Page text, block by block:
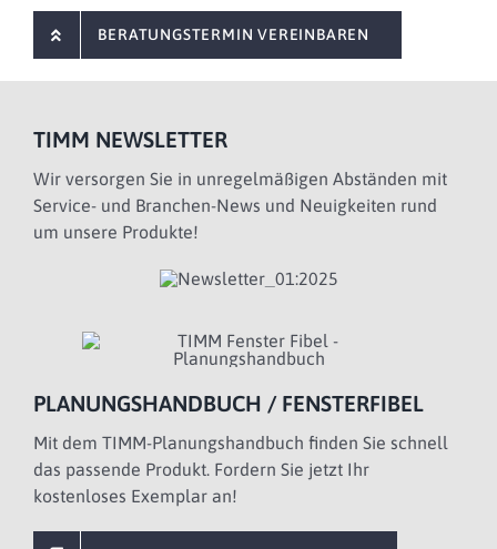
BERATUNGSTERMIN VEREINBAREN
TIMM NEWSLETTER
Wir versorgen Sie in unregelmäßigen Abständen mit
Service- und Branchen-News und Neuigkeiten rund
um unsere Produkte!
PLANUNGSHANDBUCH / FENSTERFIBEL
Mit dem TIMM-Planungshandbuch finden Sie schnell
das passende Produkt. Fordern Sie jetzt Ihr
kostenloses Exemplar an!